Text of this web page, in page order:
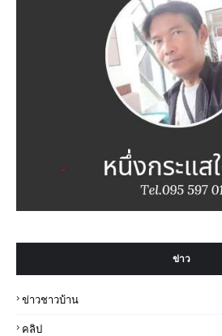
ข่าว
ข่าวชาวบ้าน
คลิป